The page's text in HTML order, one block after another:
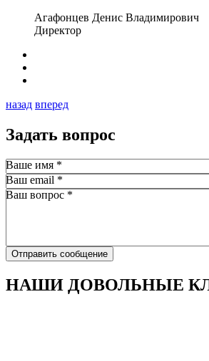
Агафонцев Денис Владимирович
Директор
назад вперед
Задать вопрос
Ваше имя *
Ваш email *
Ваш вопрос *
Отправить сообщение
НАШИ ДОВОЛЬНЫЕ